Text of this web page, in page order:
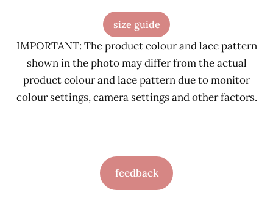
size guide
IMPORTANT: The product colour and lace pattern
shown in the photo may differ from the actual
product colour and lace pattern due to monitor
colour settings, camera settings and other factors.
feedback